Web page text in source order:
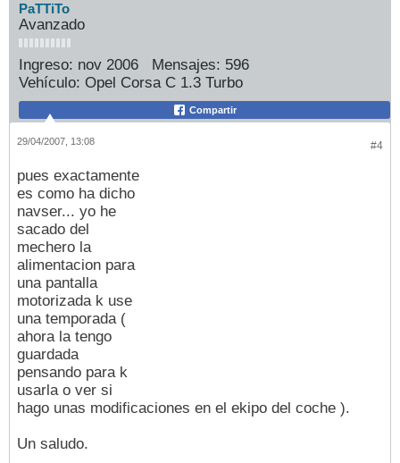
PaTTiTo
Avanzado
Ingreso: nov 2006 Mensajes: 596
Vehículo: Opel Corsa C 1.3 Turbo
Compartir
#4
29/04/2007, 13:08
pues exactamente
es como ha dicho
navser... yo he
sacado del
mechero la
alimentacion para
una pantalla
motorizada k use
una temporada (
ahora la tengo
guardada
pensando para k
usarla o ver si
hago unas modificaciones en el ekipo del coche ).
Un saludo.